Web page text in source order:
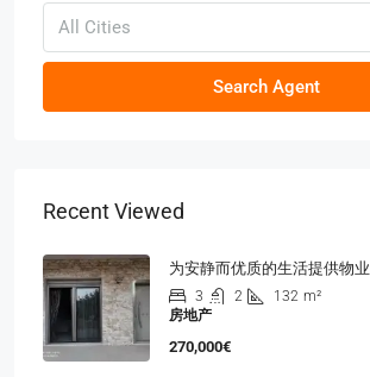
All Cities
Search Agent
Recent Viewed
为安静而优质的生活提供物业
3 2 132 m²
房地产
270,000€